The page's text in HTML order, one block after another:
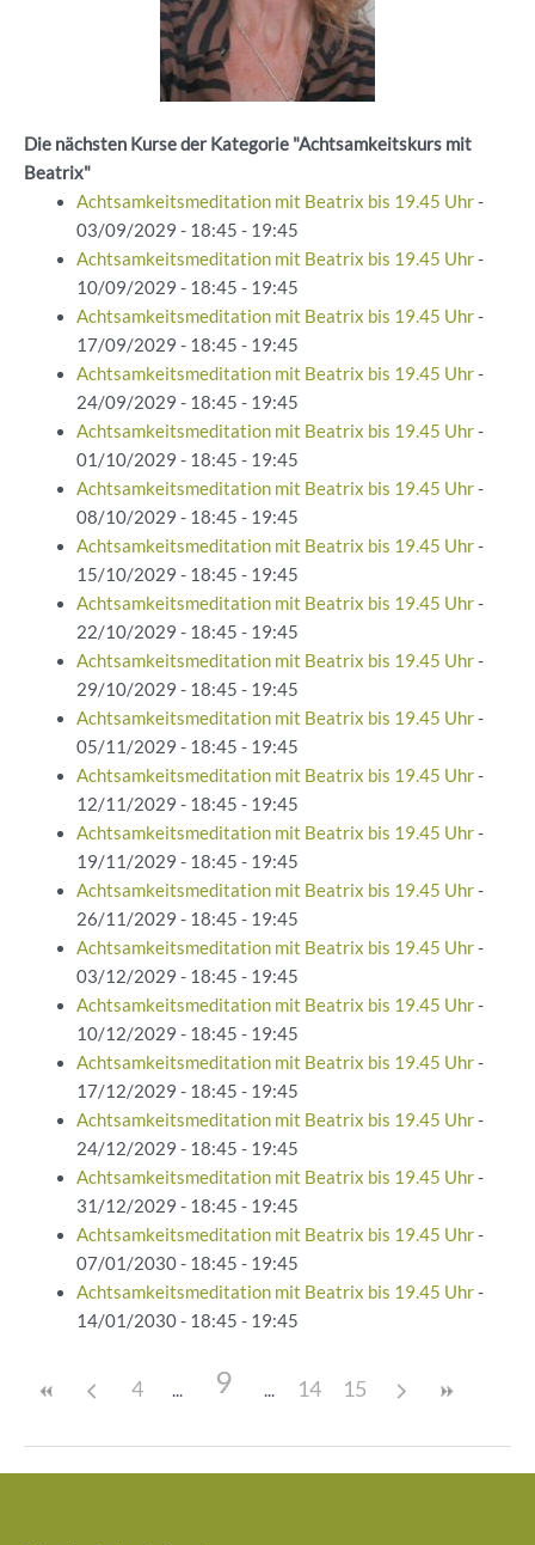
Die nächsten Kurse der Kategorie "Achtsamkeitskurs mit
Beatrix"
Achtsamkeitsmeditation mit Beatrix bis 19.45 Uhr-
03/09/2029 - 18:45 - 19:45
Achtsamkeitsmeditation mit Beatrix bis 19.45 Uhr-
10/09/2029 - 18:45 - 19:45
Achtsamkeitsmeditation mit Beatrix bis 19.45 Uhr-
17/09/2029 - 18:45 - 19:45
Achtsamkeitsmeditation mit Beatrix bis 19.45 Uhr-
24/09/2029 - 18:45 - 19:45
Achtsamkeitsmeditation mit Beatrix bis 19.45 Uhr-
01/10/2029 - 18:45 - 19:45
Achtsamkeitsmeditation mit Beatrix bis 19.45 Uhr-
08/10/2029 - 18:45 - 19:45
Achtsamkeitsmeditation mit Beatrix bis 19.45 Uhr-
15/10/2029 - 18:45 - 19:45
Achtsamkeitsmeditation mit Beatrix bis 19.45 Uhr-
22/10/2029 - 18:45 - 19:45
Achtsamkeitsmeditation mit Beatrix bis 19.45 Uhr-
29/10/2029 - 18:45 - 19:45
Achtsamkeitsmeditation mit Beatrix bis 19.45 Uhr-
05/11/2029 - 18:45 - 19:45
Achtsamkeitsmeditation mit Beatrix bis 19.45 Uhr-
12/11/2029 - 18:45 - 19:45
Achtsamkeitsmeditation mit Beatrix bis 19.45 Uhr-
19/11/2029 - 18:45 - 19:45
Achtsamkeitsmeditation mit Beatrix bis 19.45 Uhr-
26/11/2029 - 18:45 - 19:45
Achtsamkeitsmeditation mit Beatrix bis 19.45 Uhr-
03/12/2029 - 18:45 - 19:45
Achtsamkeitsmeditation mit Beatrix bis 19.45 Uhr-
10/12/2029 - 18:45 - 19:45
Achtsamkeitsmeditation mit Beatrix bis 19.45 Uhr-
17/12/2029 - 18:45 - 19:45
Achtsamkeitsmeditation mit Beatrix bis 19.45 Uhr-
24/12/2029 - 18:45 - 19:45
Achtsamkeitsmeditation mit Beatrix bis 19.45 Uhr-
31/12/2029 - 18:45 - 19:45
Achtsamkeitsmeditation mit Beatrix bis 19.45 Uhr-
07/01/2030 - 18:45 - 19:45
Achtsamkeitsmeditation mit Beatrix bis 19.45 Uhr-
14/01/2030 - 18:45 - 19:45
4 9 14 15